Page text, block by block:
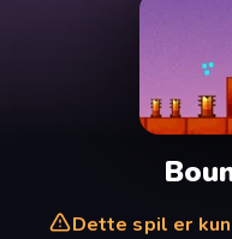
Dette spil er